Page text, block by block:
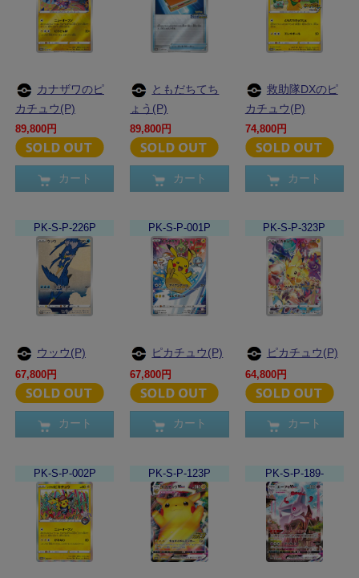
カナザワのピ
カチュウ(P)
89,800円
カート
ともだちてち
ょう(P)
89,800円
カート
救助隊DXのピ
カチュウ(P)
74,800円
カート
PK-S-P-226P
ウッウ(P)
67,800円
カート
PK-S-P-001P
ピカチュウ(P)
67,800円
カート
PK-S-P-323P
ピカチュウ(P)
64,800円
カート
PK-S-P-002P PK-S-P-123P PK-S-P-189-